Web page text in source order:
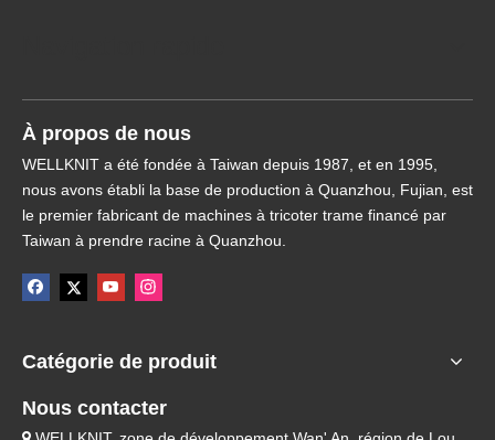
À propos de nous
WELLKNIT a été fondée à Taiwan depuis 1987, et en 1995,
nous avons établi la base de production à Quanzhou, Fujian, est
le premier fabricant de machines à tricoter trame financé par
Taiwan à prendre racine à Quanzhou.
Catégorie de produit
Nous contacter